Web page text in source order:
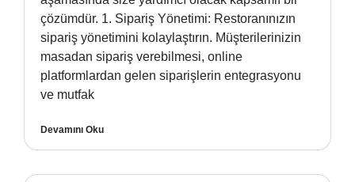
çözümdür. 1. Sipariş Yönetimi: Restoranınızın
sipariş yönetimini kolaylaştırın. Müşterilerinizin
masadan sipariş verebilmesi, online
platformlardan gelen siparişlerin entegrasyonu
ve mutfak
Devamını Oku